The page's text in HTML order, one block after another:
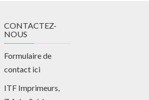
CONTACTEZ-
NOUS
Formulaire de
contact ici
ITF Imprimeurs,